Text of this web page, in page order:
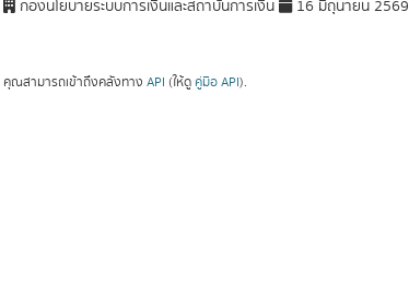
กองนโยบายระบบการเงินและสถาบันการเงิน 16 มิถุนายน 2569
คุณสามารถเข้าถึงคลังทาง API (ให้ดู คู่มือ API).